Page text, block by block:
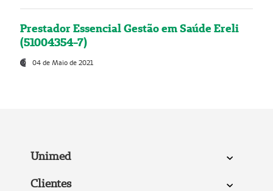
Prestador Essencial Gestão em Saúde Ereli
(51004354-7)
04 de Maio de 2021
Unimed
Clientes